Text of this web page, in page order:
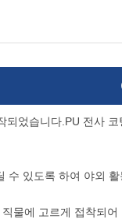
었습니다.PU 전사
수 있도록 하여 야외
물에 고르게 접착되